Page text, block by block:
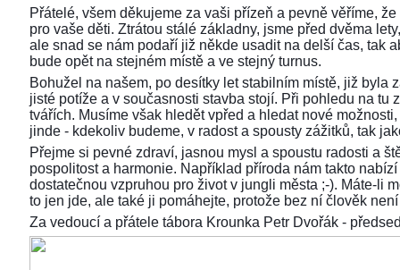
Přátelé, všem děkujeme za vaši přízeň a pevně věříme,
pro vaše děti. Ztrátou stálé základny, jsme před dvěma
ale snad se nám podaří již někde usadit na delší čas, tak
bude opět na stejném místě a ve stejný turnus.
Bohužel na našem, po desítky let stabilním místě, již byla
jisté potíže a v současnosti stavba stojí. Při pohledu na tu
tvářích. Musíme však hledět vpřed a hledat nové
jinde - kdekoliv budeme, v radost a spousty zážitků, tak
Přejme si pevné zdraví, jasnou mysl a spoustu radosti a
pospolitost a harmonie. Například příroda nám takto
dostatečnou vzpruhou pro život v jungli města ;-). Máte-li
to jen jde, ale také ji pomáhejte, protože bez ní člověk
Za vedoucí a přátele tábora Krounka Petr Dvořák -